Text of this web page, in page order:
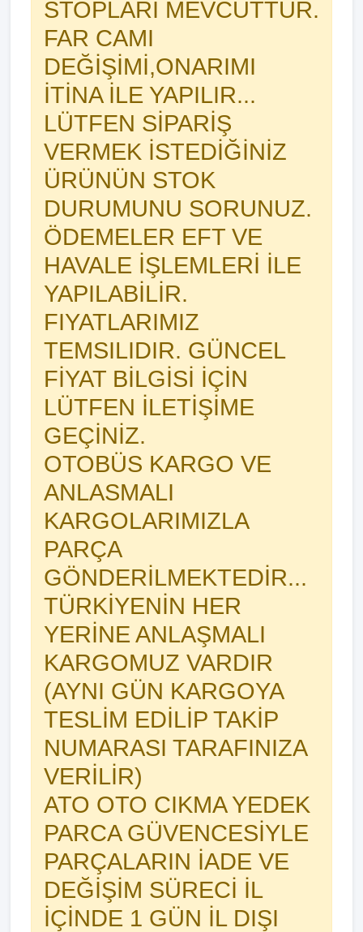
STOPLARI MEVCUTTUR.
FAR CAMI
DEĞİŞİMİ,ONARIMI
İTİNA İLE YAPILIR...
LÜTFEN SİPARİŞ
VERMEK İSTEDİĞİNİZ
ÜRÜNÜN STOK
DURUMUNU SORUNUZ.
ÖDEMELER EFT VE
HAVALE İŞLEMLERİ İLE
YAPILABİLİR.
FIYATLARIMIZ
TEMSILIDIR. GÜNCEL
FİYAT BİLGİSİ İÇİN
LÜTFEN İLETİŞİME
GEÇİNİZ.
OTOBÜS KARGO VE
ANLASMALI
KARGOLARIMIZLA
PARÇA
GÖNDERİLMEKTEDİR...
TÜRKİYENİN HER
YERİNE ANLAŞMALI
KARGOMUZ VARDIR
(AYNI GÜN KARGOYA
TESLİM EDİLİP TAKİP
NUMARASI TARAFINIZA
VERİLİR)
ATO OTO CIKMA YEDEK
PARCA GÜVENCESİYLE
PARÇALARIN İADE VE
DEĞİŞİM SÜRECİ İL
İÇİNDE 1 GÜN İL DIŞI